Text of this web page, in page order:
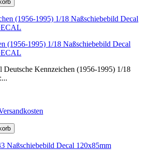
(1956-1995) 1/18 Naßschiebebild Decal
Deutsche Kennzeichen (1956-1995) 1/18